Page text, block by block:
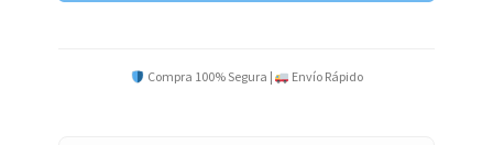
Compra 100% Segura | Envío Rápido